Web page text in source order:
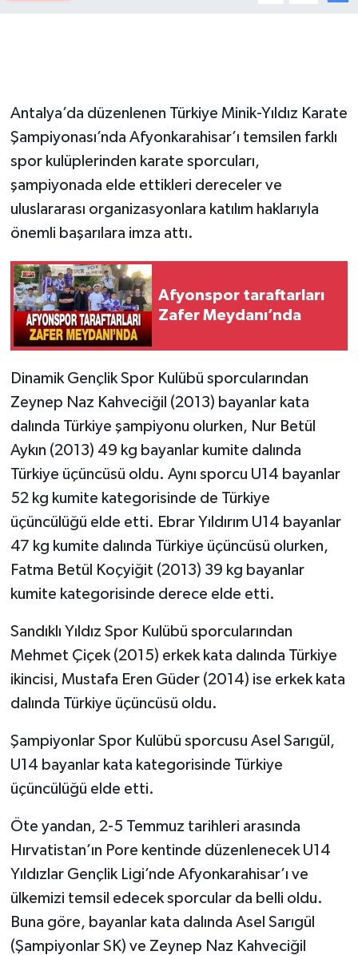
Antalya’da düzenlenen Türkiye Minik-Yıldız Karate
Şampiyonası’nda Afyonkarahisar’ı temsilen farklı
spor kulüplerinden karate sporcuları,
şampiyonada elde ettikleri dereceler ve
uluslararası organizasyonlara katılım haklarıyla
önemli başarılara imza attı.
Afyonspor taraftarları
Zafer Meydanı’nda
Dinamik Gençlik Spor Kulübü sporcularından
Zeynep Naz Kahveciğil (2013) bayanlar kata
dalında Türkiye şampiyonu olurken, Nur Betül
Aykın (2013) 49 kg bayanlar kumite dalında
Türkiye üçüncüsü oldu. Aynı sporcu U14 bayanlar
52 kg kumite kategorisinde de Türkiye
üçüncülüğü elde etti. Ebrar Yıldırım U14 bayanlar
47 kg kumite dalında Türkiye üçüncüsü olurken,
Fatma Betül Koçyiğit (2013) 39 kg bayanlar
kumite kategorisinde derece elde etti.
Sandıklı Yıldız Spor Kulübü sporcularından
Mehmet Çiçek (2015) erkek kata dalında Türkiye
ikincisi, Mustafa Eren Güder (2014) ise erkek kata
dalında Türkiye üçüncüsü oldu.
Şampiyonlar Spor Kulübü sporcusu Asel Sarıgül,
U14 bayanlar kata kategorisinde Türkiye
üçüncülüğü elde etti.
Öte yandan, 2-5 Temmuz tarihleri arasında
Hırvatistan’ın Pore kentinde düzenlenecek U14
Yıldızlar Gençlik Ligi’nde Afyonkarahisar’ı ve
ülkemizi temsil edecek sporcular da belli oldu.
Buna göre, bayanlar kata dalında Asel Sarıgül
(Şampiyonlar SK) ve Zeynep Naz Kahveciğil